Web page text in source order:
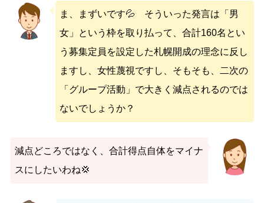
ま、まずいです💦 そういった発言は「男
女」という枠を取り払って、合計160名とい
う募集定員を設定した札幌開成の理念に反し
ますし、女性蔑視ですし、そもそも、二次の
「グループ活動」で大きく減点されるのでは
ないでしょうか？
減点どころではなく、合計得点自体をマイナ
スにしたいわね💢